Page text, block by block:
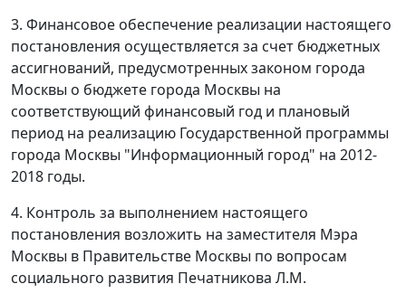
3. Финансовое обеспечение реализации настоящего
постановления осуществляется за счет бюджетных
ассигнований, предусмотренных законом города
Москвы о бюджете города Москвы на
соответствующий финансовый год и плановый
период на реализацию Государственной программы
города Москвы "Информационный город" на 2012-
2018 годы.
4. Контроль за выполнением настоящего
постановления возложить на заместителя Мэра
Москвы в Правительстве Москвы по вопросам
социального развития Печатникова Л.М.